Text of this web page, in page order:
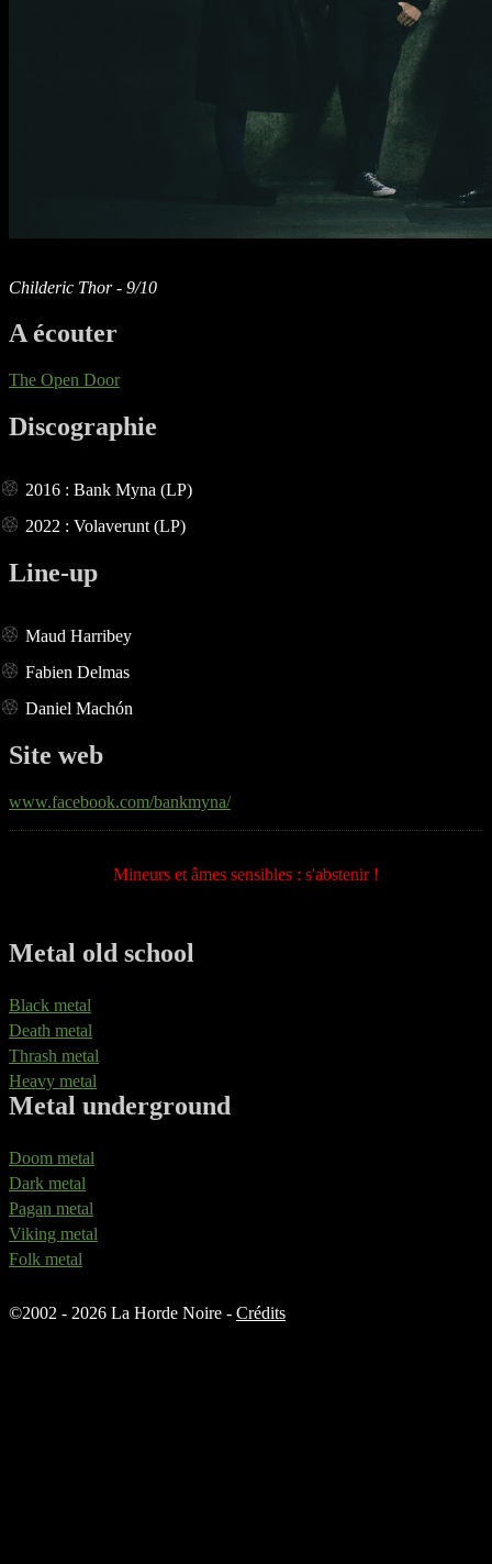
Childeric Thor - 9/10
A écouter
The Open Door
Discographie
2016 : Bank Myna (LP)
2022 : Volaverunt (LP)
Line-up
Maud Harribey
Fabien Delmas
Daniel Machón
Site web
www.facebook.com/bankmyna/
Mineurs et âmes sensibles : s'abstenir !
Metal old school
Black metal
Death metal
Thrash metal
Heavy metal
Metal underground
Doom metal
Dark metal
Pagan metal
Viking metal
Folk metal
©2002 - 2026 La Horde Noire - Crédits